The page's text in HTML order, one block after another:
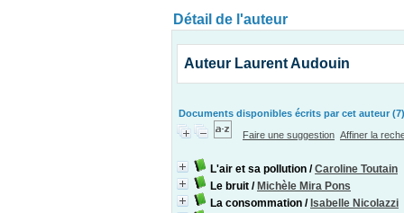
Détail de l'auteur
Auteur Laurent Audouin
Documents disponibles écrits par cet auteur (7)
Faire une suggestion Affiner la
L'air et sa pollution /Caroline Toutain
Le bruit / Michèle Mira Pons
La consommation / Isabelle Nicolazzi